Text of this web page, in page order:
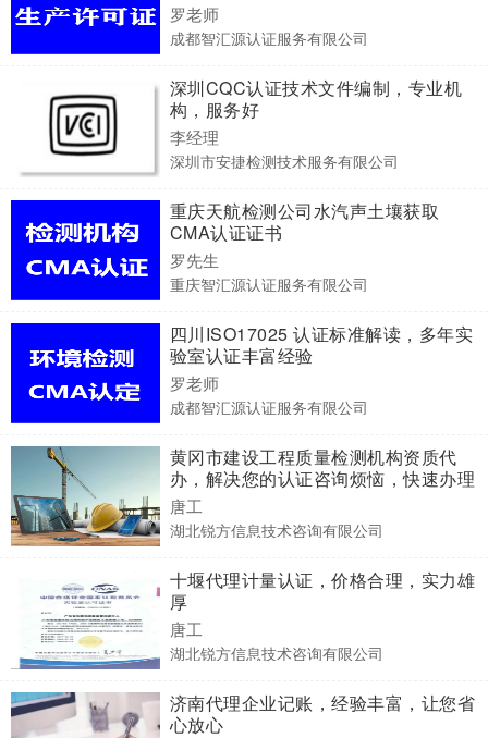
罗老师
成都智汇源认证服务有限公司
深圳CQC认证技术文件编制，专业机
构，服务好
李经理
深圳市安捷检测技术服务有限公司
重庆天航检测公司水汽声土壤获取
CMA认证证书
罗先生
重庆智汇源认证服务有限公司
四川ISO17025 认证标准解读，多年实
验室认证丰富经验
罗老师
成都智汇源认证服务有限公司
黄冈市建设工程质量检测机构资质代
办，解决您的认证咨询烦恼，快速办理
唐工
湖北锐方信息技术咨询有限公司
十堰代理计量认证，价格合理，实力雄
厚
唐工
湖北锐方信息技术咨询有限公司
济南代理企业记账，经验丰富，让您省
心放心